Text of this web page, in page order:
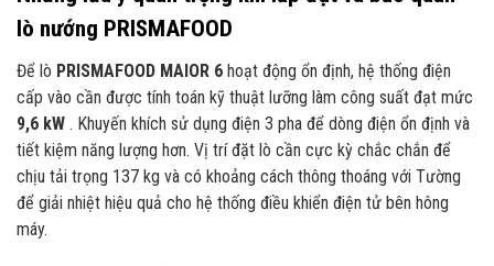
lò nướng PRISMAFOOD
Để lò PRISMAFOOD MAIOR 6 hoạt động ổn định, hệ thống điện
cấp vào cần được tính toán kỹ thuật lưỡng làm công suất đạt mức
9,6 kW . Khuyến khích sử dụng điện 3 pha để dòng điện ổn định và
tiết kiệm năng lượng hơn. Vị trí đặt lò cần cực kỳ chắc chắn để
chịu tải trọng 137 kg và có khoảng cách thông thoáng với Tường
để giải nhiệt hiệu quả cho hệ thống điều khiển điện tử bên hông
máy.